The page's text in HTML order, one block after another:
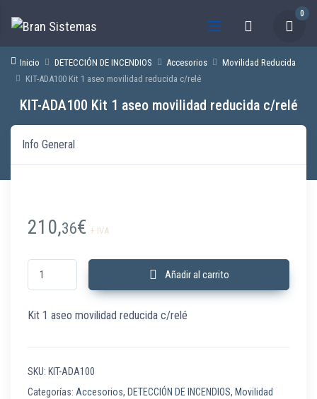
0
Inicio DETECCIÓN DE INCENDIOS Accesorios
Movilidad Reducida
KIT-ADA100 Kit 1 aseo movilidad reducida c/relé
KIT-ADA100 Kit 1 aseo movilidad reducida c/relé
Info General
210,36€ + IVA
KIT-ADA100 Kit 1 aseo movilidad reducida c/relé cantidad
Añadir al carrito
Kit 1 aseo movilidad reducida c/relé
SKU: KIT-ADA100
Categorías: Accesorios, DETECCIÓN DE INCENDIOS, Movilidad